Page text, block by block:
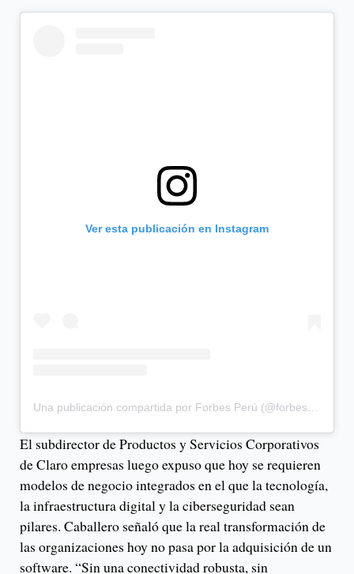
Ver esta publicación en Instagram
El subdirector de Productos y Servicios Corporativos
de Claro empresas luego expuso que hoy se requieren
modelos de negocio integrados en el que la tecnología,
la infraestructura digital y la ciberseguridad sean
pilares. Caballero señaló que la real transformación de
las organizaciones hoy no pasa por la adquisición de un
software. “Sin una conectividad robusta, sin